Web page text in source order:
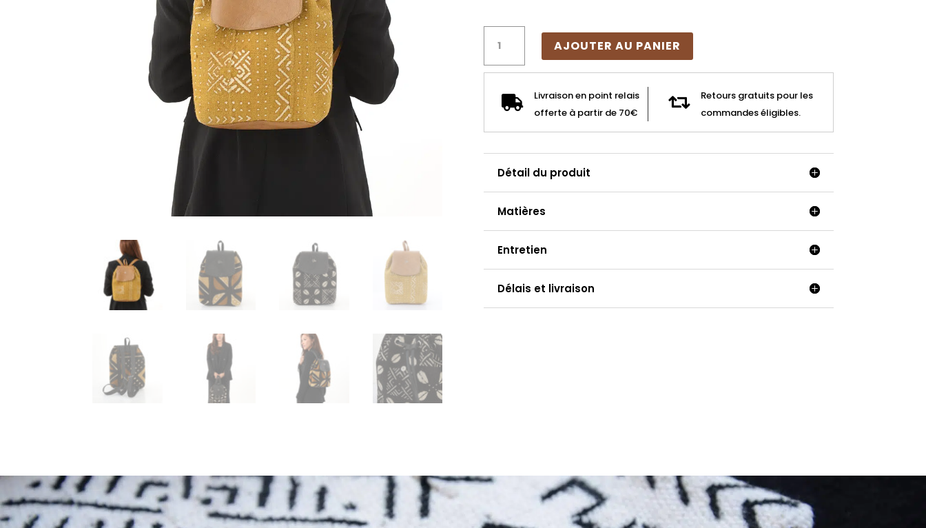
Sac
dos
AJOUTER AU PANIER

Livraison en point relais
offerte à partir de 70€

Retours gratuits pour les
commandes éligibles.
Détail du produit
Matières
Entretien
Délais et livraison